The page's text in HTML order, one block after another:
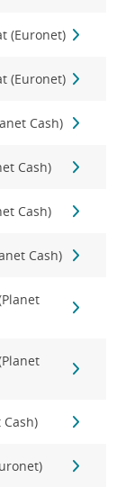
(Euronet)
(Euronet)
Cash)
Cash)
Cash)
Cash)